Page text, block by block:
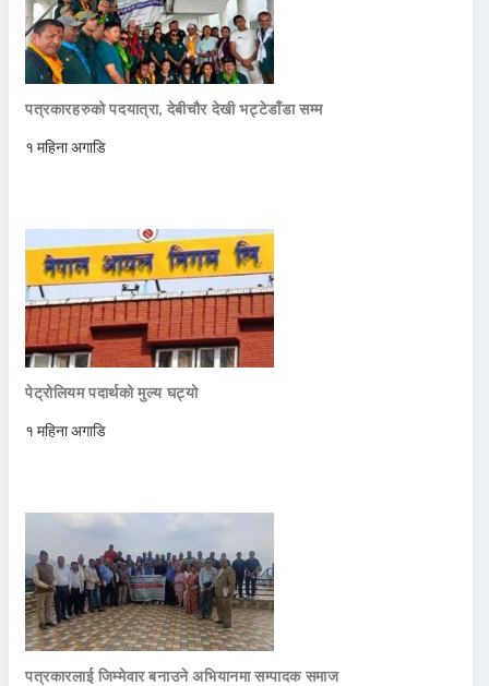
पत्रकारहरुको पदयात्रा, देबीचौर देखी भट्टेडाँडा सम्म
१ महिना अगाडि
पेट्रोलियम पदार्थको मुल्य घट्यो
१ महिना अगाडि
पत्रकारलाई जिम्मेवार बनाउने अभियानमा सम्पादक समाज